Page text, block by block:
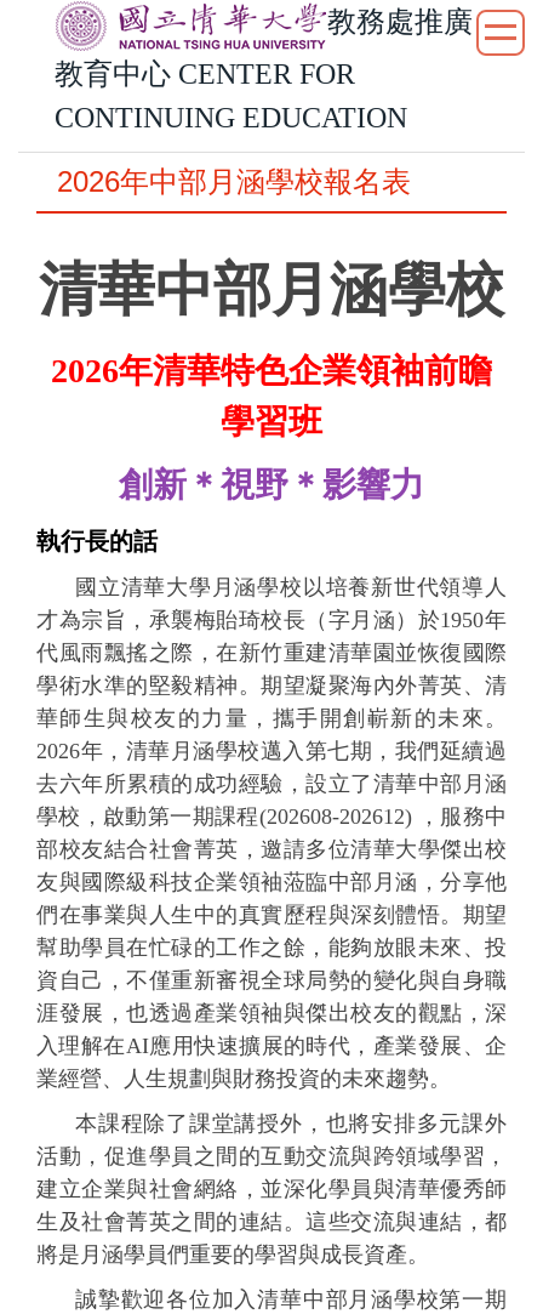
教務處推廣
教育中心 CENTER FOR
CONTINUING EDUCATION
2026年中部月涵學校報名表
清華中部月涵學校
2026年清華特色企業領袖前瞻
學習班
創新＊視野＊影響力
執行長的話
國立清華大學月涵學校以培養新世代領導人
才為宗旨，承襲梅貽琦校長（字月涵）於1950年
代風雨飄搖之際，在新竹重建清華園並恢復國際
學術水準的堅毅精神。期望凝聚海內外菁英、清
華師生與校友的力量，攜手開創嶄新的未來。
2026年，清華月涵學校邁入第七期，我們延續過
去六年所累積的成功經驗，設立了清華中部月涵
學校，啟動第一期課程(202608-202612)
， 服務中
部校友結合社會菁英，邀請多位清華大學傑出校
友與國際級科技企業領袖蒞臨中部月涵，分享他
們在事業與人生中的真實歷程與深刻體悟。期望
幫助學員在忙碌的工作之餘，能夠放眼未來、投
資自己，不僅重新審視全球局勢的變化與自身職
涯發展，也透過產業領袖與傑出校友的觀點，深
入理解在AI應用快速擴展的時代，產業發展、企
業經營、人生規劃與財務投資的未來趨勢。
本課程除了課堂講授外，也將安排多元課外
活動，促進學員之間的互動交流與跨領域學習，
建立企業與社會網絡，並深化學員與清華優秀師
生及社會菁英之間的連結。這些交流與連結，都
將是月涵學員們重要的學習與成長資產。
誠摯歡迎各位加入清華中部月涵學校第一期